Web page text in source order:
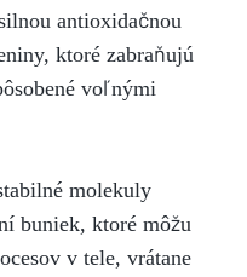
antioxidačnou
ktoré zabraňujú
voľnými
molekuly
buniek, ktoré môžu
v tele, vrátane